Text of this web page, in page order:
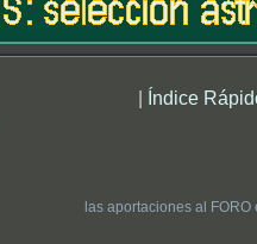
| Índice
las aportaciones al